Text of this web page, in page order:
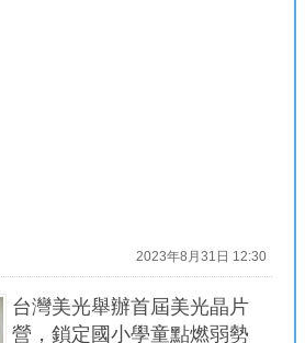
2023年8月31日 12:30
台灣美光舉辦首屆美光晶片
營，鎖定國小學童點燃弱勢